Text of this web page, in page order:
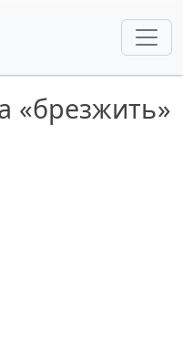
«брезжить»